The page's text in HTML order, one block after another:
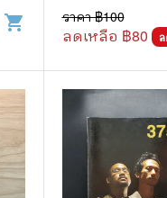
shopping_cart ราคา ฿100
ลดเหลือ ฿80